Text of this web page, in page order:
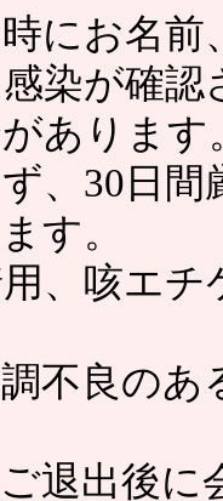
にお名
染が確認
ありま
、30日
す。
、咳エ
不良の
退出後